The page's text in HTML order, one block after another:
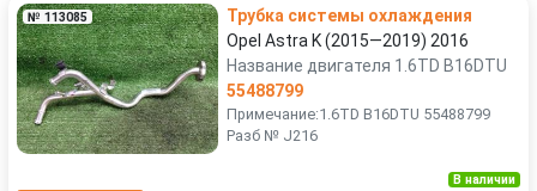
№ 113085
Трубка системы охлаждения
Opel Astra K (2015—2019) 2016
Название двигателя 1.6TD B16DTU
55488799
Примечание:1.6TD B16DTU 55488799
Разб № J216
В наличии